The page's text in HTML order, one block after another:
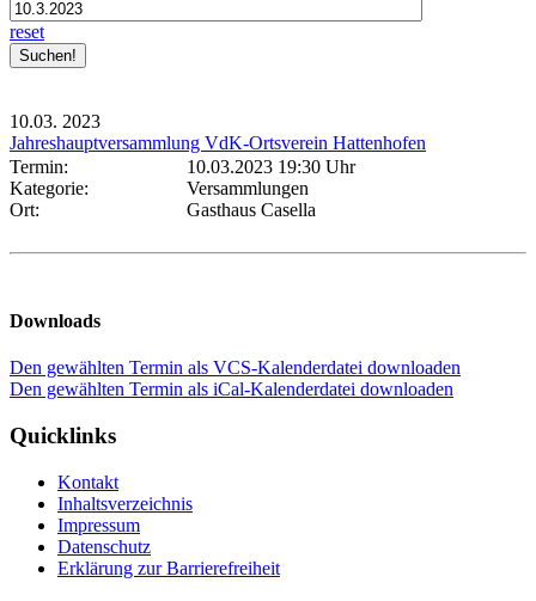
reset
10.03. 2023
Jahreshauptversammlung VdK-Ortsverein Hattenhofen
Termin:
10.03.2023 19:30 Uhr
Kategorie:
Versammlungen
Ort:
Gasthaus Casella
Downloads
Den gewählten Termin als VCS-Kalenderdatei downloaden
Den gewählten Termin als iCal-Kalenderdatei downloaden
Quicklinks
Kontakt
Inhaltsverzeichnis
Impressum
Datenschutz
Erklärung zur Barrierefreiheit